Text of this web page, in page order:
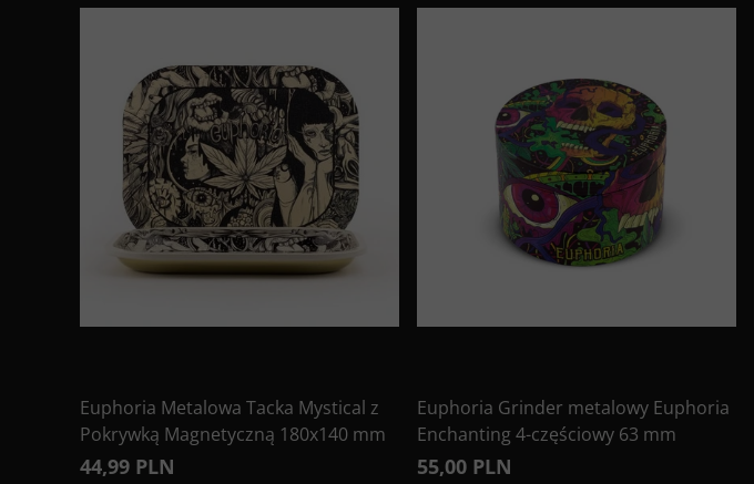
Euphoria Metalowa Tacka Mystical z
Pokrywką Magnetyczną 180x140 mm
44,99 PLN
Euphoria Grinder metalowy Euphoria
Enchanting 4-częściowy 63 mm
55,00 PLN